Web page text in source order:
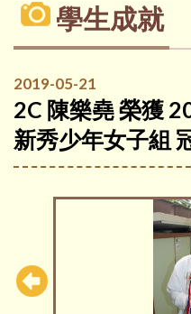
學生成就
2019-05-21
2C 陳樂堯 榮獲
新秀少年女子組